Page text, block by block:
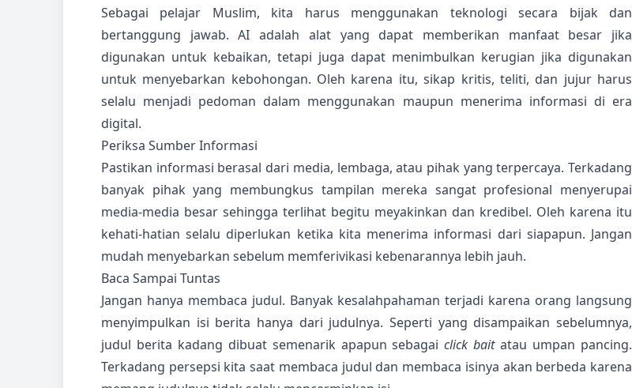
Sebagai pelajar Muslim, kita harus menggunakan teknologi secara bijak dan
bertanggung jawab. AI adalah alat yang dapat memberikan manfaat besar jika
digunakan untuk kebaikan, tetapi juga dapat menimbulkan kerugian jika digunakan
untuk menyebarkan kebohongan. Oleh karena itu, sikap kritis, teliti, dan jujur harus
selalu menjadi pedoman dalam menggunakan maupun menerima informasi di era
digital.
Periksa Sumber Informasi
Pastikan informasi berasal dari media, lembaga, atau pihak yang terpercaya. Terkadang
banyak pihak yang membungkus tampilan mereka sangat profesional menyerupai
media-media besar sehingga terlihat begitu meyakinkan dan kredibel. Oleh karena itu
kehati-hatian selalu diperlukan ketika kita menerima informasi dari siapapun. Jangan
mudah menyebarkan sebelum memferivikasi kebenarannya lebih jauh.
Baca Sampai Tuntas
Jangan hanya membaca judul. Banyak kesalahpahaman terjadi karena orang langsung
menyimpulkan isi berita hanya dari judulnya. Seperti yang disampaikan sebelumnya,
judul berita kadang dibuat semenarik apapun sebagaiclick baitatau umpan pancing.
Terkadang persepsi kita saat membaca judul dan membaca isinya akan berbeda karena